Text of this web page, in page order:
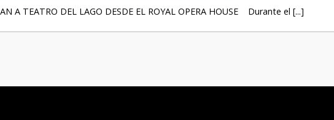
A TEATRO DEL LAGO DESDE EL ROYAL OPERA HOUSE Durante el [...]